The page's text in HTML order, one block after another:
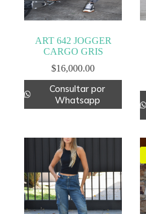
ART 642 JOGGER
CARGO GRIS
$16,000.00
Consultar por
Whatsapp